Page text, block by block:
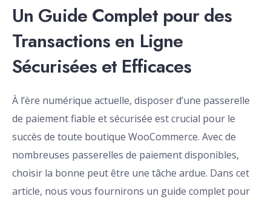
Un Guide Complet pour des
Transactions en Ligne
Sécurisées et Efficaces
À l’ère numérique actuelle, disposer d’une passerelle
de paiement fiable et sécurisée est crucial pour le
succès de toute boutique WooCommerce. Avec de
nombreuses passerelles de paiement disponibles,
choisir la bonne peut être une tâche ardue. Dans cet
article, nous vous fournirons un guide complet pour